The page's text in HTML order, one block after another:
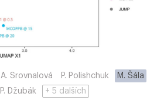
A. Srovnalová P. Polishchuk
M. Šála
P. Džubák + 5 dalších